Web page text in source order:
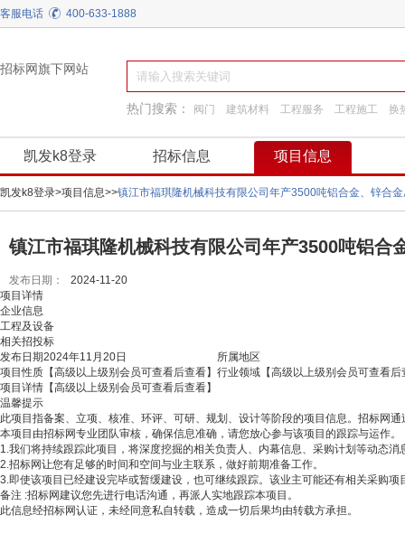
客服电话 400-633-1888
招标网旗下网站
热门搜索： 阀门 建筑材料 工程服务 工程施工
换
凯发k8登录 招标信息 项目信息
凯发k8登录>项目信息>>镇江市福琪隆机械科技有限公司年产3500吨铝合金、锌合
镇江市福琪隆机械科技有限公司年产3500吨铝合
发布日期：
2024-11-20
项目详情
企业信息
工程及设备
相关招投标
发布日期2024年11月20日
所属地区
项目性质 【高级以上级别会员可查看后查看】 行业领域 【高级以上级别会员可查看后
项目详情 【高级以上级别会员可查看后查看】
温馨提示
此项目指备案、立项、核准、环评、可研、规划、设计等阶段的项目信息。招标网
本项目由招标网专业团队审核，确保信息准确，请您放心参与该项目的跟踪与运作。
1.我们将持续跟踪此项目，将深度挖掘的相关负责人、内幕信息、采购计划等动态
2.招标网让您有足够的时间和空间与业主联系，做好前期准备工作。
3.即使该项目已经建设完毕或暂缓建设，也可继续跟踪。该业主可能还有相关采购
备注 :招标网建议您先进行电话沟通，再派人实地跟踪本项目。
此信息经招标网认证，未经同意私自转载，造成一切后果均由转载方承担。